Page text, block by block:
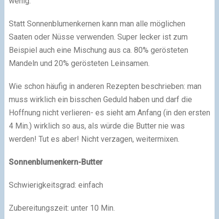
Statt Sonnenblumenkernen kann man alle möglichen
Saaten oder Nüsse verwenden. Super lecker ist zum
Beispiel auch eine Mischung aus ca. 80% gerösteten
Mandeln und 20% gerösteten Leinsamen.
Wie schon häufig in anderen Rezepten beschrieben: man
muss wirklich ein bisschen Geduld haben und darf die
Hoffnung nicht verlieren- es sieht am Anfang (in den ersten
4 Min.) wirklich so aus, als würde die Butter nie was
werden! Tut es aber! Nicht verzagen, weitermixen.
Sonnenblumenkern-Butter
Schwierigkeitsgrad: einfach
Zubereitungszeit: unter 10 Min.